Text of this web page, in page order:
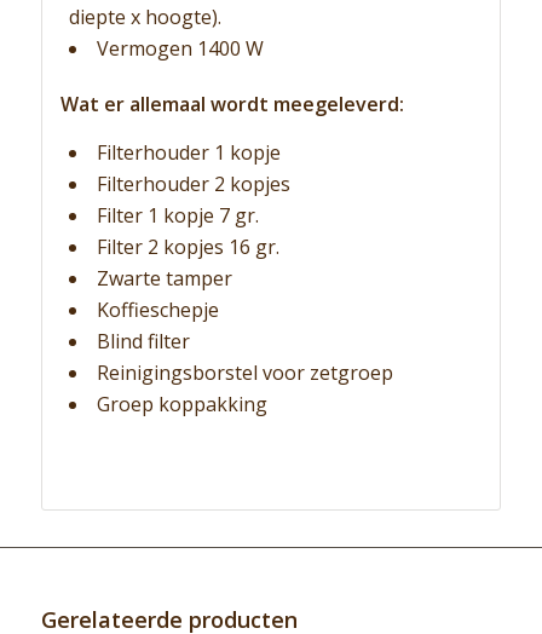
diepte x hoogte).
Vermogen 1400 W
Wat er allemaal wordt meegeleverd:
Filterhouder 1 kopje
Filterhouder 2 kopjes
Filter 1 kopje 7 gr.
Filter 2 kopjes 16 gr.
Zwarte tamper
Koffieschepje
Blind filter
Reinigingsborstel voor zetgroep
Groep koppakking
Gerelateerde producten